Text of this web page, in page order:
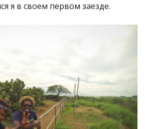
я в своем первом заезде.